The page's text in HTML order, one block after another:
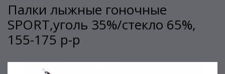
Палки лыжные гоночные
SPORT,уголь 35%/стекло 65%,
155-175 р-р